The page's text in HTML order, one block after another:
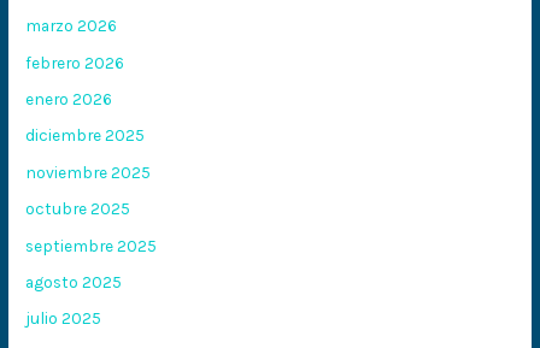
marzo 2026
febrero 2026
enero 2026
diciembre 2025
noviembre 2025
octubre 2025
septiembre 2025
agosto 2025
julio 2025